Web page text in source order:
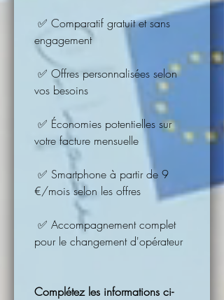
✅ Comparatif gratuit et sans
engagement
✅ Offres personnalisées selon
vos besoins
✅ Économies potentielles sur
votre facture mensuelle
✅ Smartphone à partir de 9
€/mois selon les offres
✅ Accompagnement complet
pour le changement d'opérateur
Complétez les informations ci-